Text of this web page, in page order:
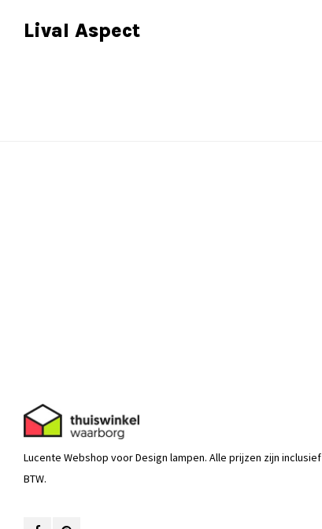
Lival Aspect
Lucente Webshop voor Design lampen. Alle prijzen zijn inclusief
BTW.